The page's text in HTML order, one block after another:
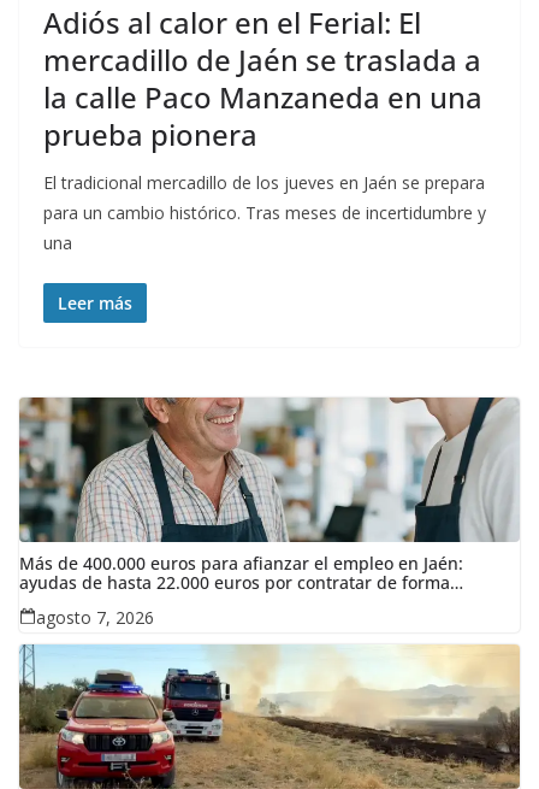
Adiós al calor en el Ferial: El
mercadillo de Jaén se traslada a
la calle Paco Manzaneda en una
prueba pionera
El tradicional mercadillo de los jueves en Jaén se prepara
para un cambio histórico. Tras meses de incertidumbre y
una
Leer más
Más de 400.000 euros para afianzar el empleo en Jaén:
ayudas de hasta 22.000 euros por contratar de forma
agosto 7, 2026